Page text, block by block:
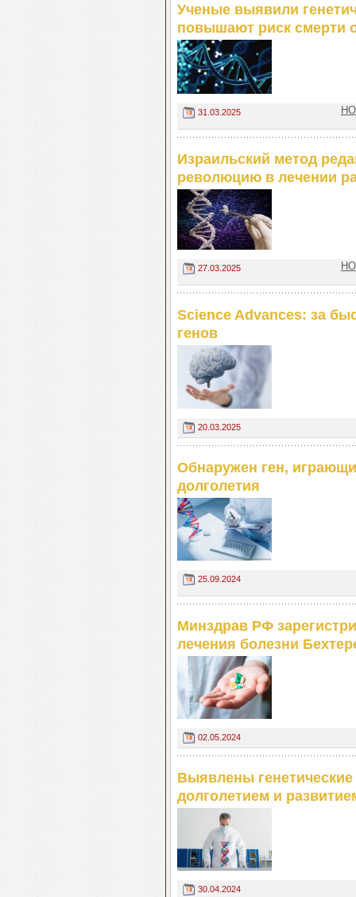
Ученые выявили
повышают риск смерти
31.03.2025
Израильский метод
революцию в лечении
27.03.2025
Science Advances: за
генов
20.03.2025
Обнаружен ген,
долголетия
25.09.2024
Минздрав РФ
лечения болезни
02.05.2024
Выявлены
долголетием и
30.04.2024